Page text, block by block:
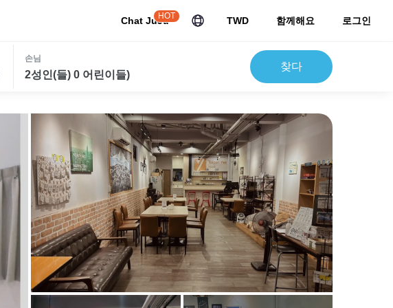
Chat JuJu
HOT TWD 함께해요 로그인
손님
2성인(들) 0 어린이들)
찾다